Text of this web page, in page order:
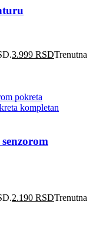
3.999 RSDTrenutna
2.190 RSDTrenutna